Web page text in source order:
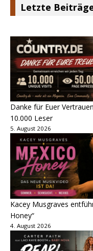
Letzte
Danke für Euer
10.000 Leser
5. August 2026
Kacey Musgraves
Honey“
4. August 2026